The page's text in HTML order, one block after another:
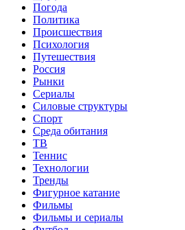
Погода
Политика
Происшествия
Психология
Путешествия
Россия
Рынки
Сериалы
Силовые структуры
Спорт
Среда обитания
ТВ
Теннис
Технологии
Тренды
Фигурное катание
Фильмы
Фильмы и сериалы